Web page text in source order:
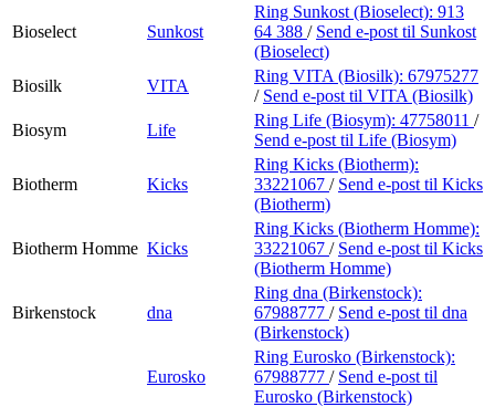
Bioselect Sunkost
Ring Sunkost (Bioselect): 913
64 388 / Send e-post til Sunkost
(Bioselect)
Biosilk
VITA
Ring VITA (Biosilk): 67975277
/ Send e-post til VITA (Biosilk)
Biosym
Life
Ring Life (Biosym): 47758011 /
Send e-post til Life (Biosym)
Biotherm Kicks
Ring Kicks (Biotherm):
33221067 / Send e-post til Kicks
(Biotherm)
Biotherm Homme Kicks
Ring Kicks (Biotherm Homme):
33221067 / Send e-post til Kicks
(Biotherm Homme)
Birkenstock dna
Ring dna (Birkenstock):
67988777 / Send e-post til dna
(Birkenstock)
Eurosko
Ring Eurosko (Birkenstock):
67988777 / Send e-post til
Eurosko (Birkenstock)